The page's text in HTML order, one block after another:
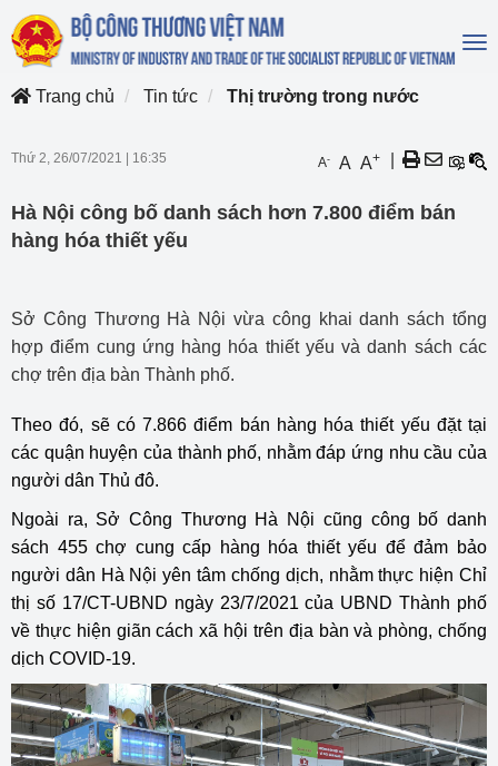
Trang chủ
Tin tức Thị trường trong nước
Thứ 2, 26/07/2021 16:35 A- A A+
Hà Nội công bố danh sách hơn 7.800 điểm bán
hàng hóa thiết yếu
Sở Công Thương Hà Nội vừa công khai danh sách tổng
hợp điểm cung ứng hàng hóa thiết yếu và danh sách các
chợ trên địa bàn Thành phố.
Theo đó, sẽ có 7.866 điểm bán hàng hóa thiết yếu đặt tại
các quận huyện của thành phố, nhằm đáp ứng nhu cầu của
người dân Thủ đô.
Ngoài ra, Sở Công Thương Hà Nội cũng công bố danh
sách 455 chợ cung cấp hàng hóa thiết yếu để đảm bảo
người dân Hà Nội yên tâm chống dịch, nhằm thực hiện Chỉ
thị số 17/CT-UBND ngày 23/7/2021 của UBND Thành phố
về thực hiện giãn cách xã hội trên địa bàn và phòng, chống
dịch COVID-19.